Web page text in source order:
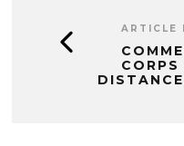
ARTICLE
CORPS